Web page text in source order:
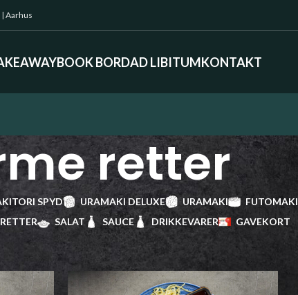
| Aarhus
BOOK BORDAD LIBITUMKONTAKT
retter
SPYD URAMAKI DELUXE URAMAKI FUTOMAKI
SALAT SAUCE DRIKKEVARER GAVEKORT